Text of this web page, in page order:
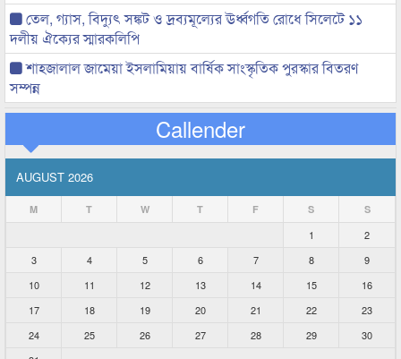
তেল, গ্যাস, বিদ্যুৎ সঙ্কট ও দ্রব্যমূল্যের ঊর্ধ্বগতি রোধে সিলেটে ১১
দলীয় ঐক্যের স্মারকলিপি
শাহজালাল জামেয়া ইসলামিয়ায় বার্ষিক সাংস্কৃতিক পুরস্কার বিতরণ
সম্পন্ন
Callender
AUGUST 2026
M T W T F S S
1
2
3
4 5 6 7 8
9
10
11 12 13 14 15
16
17
18 19 20 21 22
23
24
25 26 27 28 29
30